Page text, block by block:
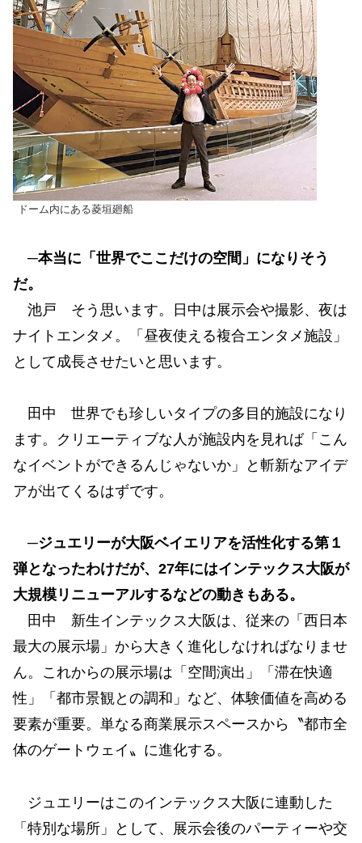
ドーム内にある菱垣廻船
─本当に「世界でここだけの空間」になりそう
だ。
池戸 そう思います。日中は展示会や撮影、夜は
ナイトエンタメ。「昼夜使える複合エンタメ施設」
として成長させたいと思います。
田中 世界でも珍しいタイプの多目的施設になり
ます。クリエーティブな人が施設内を見れば「こん
なイベントができるんじゃないか」と斬新なアイデ
アが出てくるはずです。
─ジュエリーが大阪ベイエリアを活性化する第１
弾となったわけだが、27年にはインテックス大阪が
大規模リニューアルするなどの動きもある。
田中 新生インテックス大阪は、従来の「西日本
最大の展示場」から大きく進化しなければなりませ
ん。これからの展示場は「空間演出」「滞在快適
性」「都市景観との調和」など、体験価値を高める
要素が重要。単なる商業展示スペースから〝都市全
体のゲートウェイ〟に進化する。
ジュエリーはこのインテックス大阪に連動した
「特別な場所」として、展示会後のパーティーや交